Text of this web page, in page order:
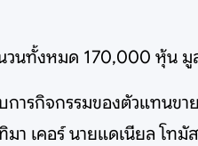
นวนทั้งหมด 170,000 หุ้น
ารกิจกรรมของตัวแทนขา
า เคอร์ นายแดเนียล โท